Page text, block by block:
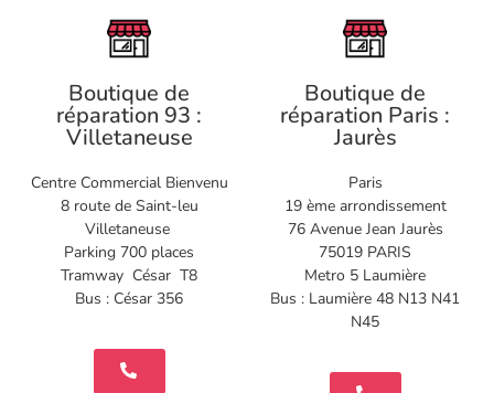
Boutique de
réparation 93 :
Villetaneuse
Centre Commercial Bienvenu
8 route de Saint-leu
Villetaneuse
Parking 700 places
Tramway César T8
Bus : César 356
Boutique de
réparation Paris :
Jaurès
Paris
19 ème arrondissement
76 Avenue Jean Jaurès
75019 PARIS
Metro 5 Laumière
Bus : Laumière 48 N13 N41
N45